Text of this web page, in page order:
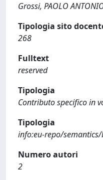
Grossi, PAOLO
Tipologia sito
268
Fulltext
reserved
Tipologia
Contributo specifico in
Tipologia
info:eu-repo/
Numero autori
2